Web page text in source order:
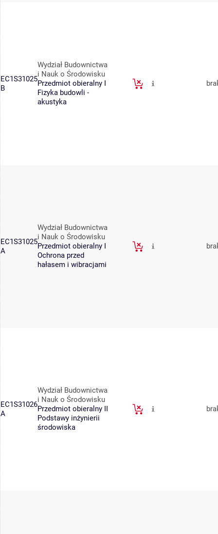
EC1S31025
B
Wydział Budownictwa
i Nauk o Środowisku
Przedmiot obieralny I
Fizyka budowli -
akustyka
EC1S31025
A
Wydział Budownictwa
i Nauk o Środowisku
Przedmiot obieralny I
Ochrona przed
hałasem i wibracjami
EC1S31026
A
Wydział Budownictwa
i Nauk o Środowisku
Przedmiot obieralny II
Podstawy inżynierii
środowiska